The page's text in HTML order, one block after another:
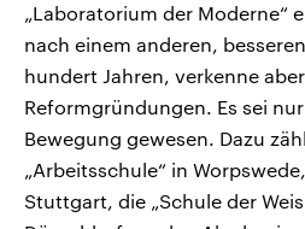
„Laboratorium der Moderne“
nach einem anderen,
hundert Jahren, verkenne
Reformgründungen. Es sei
Bewegung gewesen. Dazu
„Arbeitsschule“ in
Stuttgart, die „Schule der